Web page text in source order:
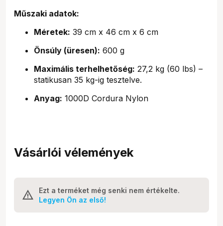
Műszaki adatok:
Méretek: 39 cm x 46 cm x 6 cm
Önsúly (üresen): 600 g
Maximális terhelhetőség: 27,2 kg (60 lbs) –
statikusan 35 kg-ig tesztelve.
Anyag: 1000D Cordura Nylon
Vásárlói vélemények
Ezt a terméket még senki nem értékelte.
Legyen Ön az első!